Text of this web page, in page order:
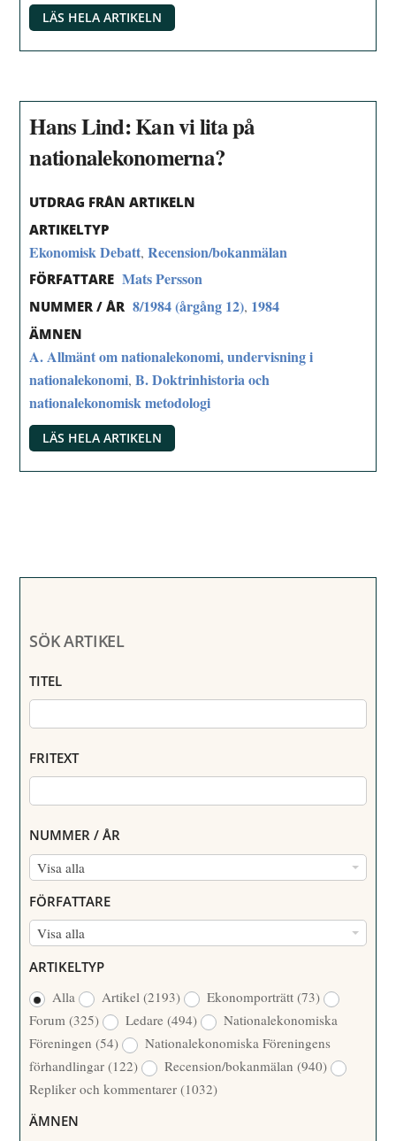
LÄS HELA ARTIKELN
Hans Lind: Kan vi lita på
nationalekonomerna?
UTDRAG FRÅN ARTIKELN
ARTIKELTYP
Ekonomisk Debatt,Recension/bokanmälan
FÖRFATTARE Mats Persson
NUMMER / ÅR 8/1984 (årgång 12), 1984
ÄMNEN
A. Allmänt om nationalekonomi, undervisning i
nationalekonomi,B. Doktrinhistoria och
nationalekonomisk metodologi
LÄS HELA ARTIKELN
SÖK ARTIKEL
TITEL
FRITEXT
NUMMER / ÅR
Visa alla
N
M
M
/
Å
R
FÖRFATTARE
Visa alla
R
F
A
T
T
A
R
ARTIKELTYP
Alla
Artikel(2193) Ekonomporträtt(73)
Forum(325) Ledare(494)
Nationalekonomiska
Föreningen(54)
Nationalekonomiska Föreningens
förhandlingar(122) Recension/bokanmälan(940)
Repliker och kommentarer(1032)
ÄMNEN